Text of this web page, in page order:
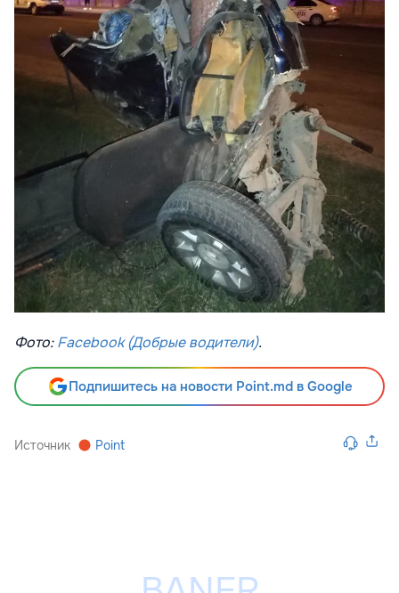
Фото:Facebook (Добрые водители).
Подпишитесь на новости Point.md в Google
Источник Point